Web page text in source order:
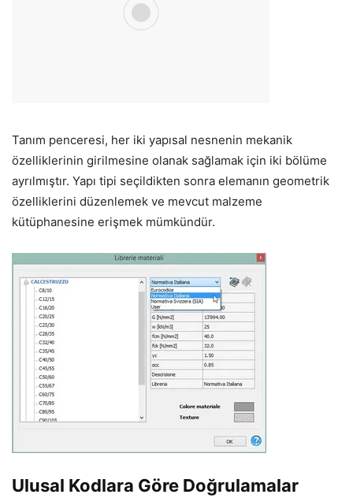
Tanım penceresi, her iki yapısal nesnenin mekanik
özelliklerinin girilmesine olanak sağlamak için iki bölüme
ayrılmıştır. Yapı tipi seçildikten sonra elemanın geometrik
özelliklerini düzenlemek ve mevcut malzeme
kütüphanesine erişmek mümkündür.
Ulusal Kodlara Göre Doğrulamalar